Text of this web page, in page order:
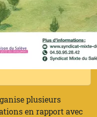
plusieurs
en rapport avec